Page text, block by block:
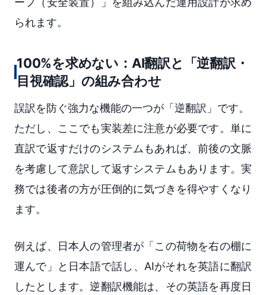
られます。
100%を求めない：AI翻訳と「逆翻訳・
目視確認」の組み合わせ
誤訳を防ぐ強力な機能の一つが「逆翻訳」です。
ただし、ここでも実装差に注意が必要です。単に
直訳で返すだけのシステムもあれば、前後の文脈
を考慮して意訳して返すシステムもあります。実
務では後者の方が圧倒的に気づきを得やすくなり
ます。
例えば、日本人の管理者が「この荷物を右の棚に
運んで」と日本語で話し、AIがそれを英語に翻訳
したとします。逆翻訳機能は、その英語を再度日